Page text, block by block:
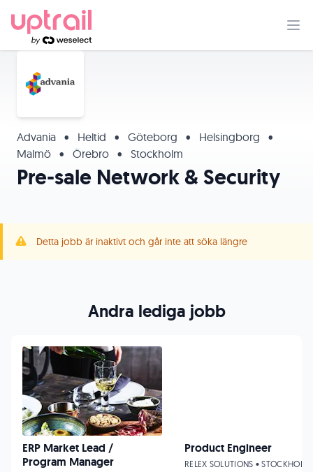
Advania • Heltid • Göteborg • Helsingborg
•
Malmö • Örebro • Stockholm
Pre-sale Network & Security
Detta jobb är inaktivt och går inte att söka längre
Andra lediga jobb
ERP Market Lead /
Program Manager
Product Engineer
RELEX SOLUTIONS • STOCKHOLM